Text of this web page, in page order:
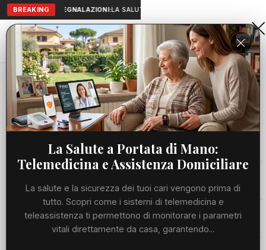
BREAKING SEGNALAZIONI:LA SALUTE A PORTATA DI MANO:
Aranova • NET
PORTALE UTILE AL TERRITORIO
Home
Cronaca
Viabilità
Utilità
Meteo
La Salute a Portata di Mano:
Telemedicina e Assistenza Domiciliare
La salute e la sicurezza dei tuoi cari vengono prima di
tutto. Scopri come i sistemi di telemedicina e
teleassistenza ti permettono di monitorare i parametri
vitali direttamente da casa, garantendo...